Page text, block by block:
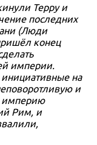
Терру и
последних
(Люди
конец
империи.
на
и
империю
Рим, и